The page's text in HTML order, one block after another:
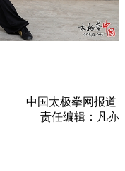
中国太极拳网报道
责任编辑：凡亦